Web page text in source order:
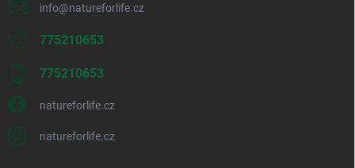
info@natureforlife.cz
775210653
775210653
natureforlife.cz
natureforlife.cz